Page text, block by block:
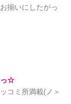
揃いにしたがっ
っ☆
コミ所満載(ノ＞